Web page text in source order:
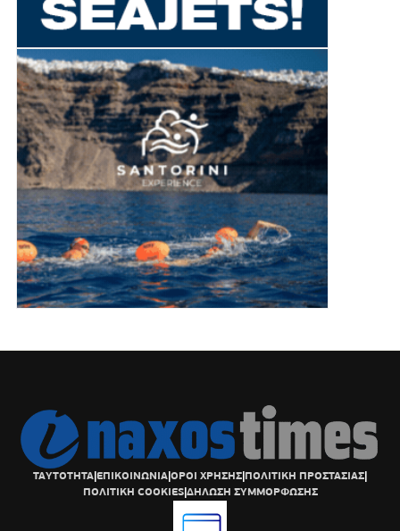
ΤΑΥΤΟΤΗΤΑ|ΕΠΙΚΟΙΝΩΝΙΑ|ΟΡΟΙ ΧΡΗΣΗΣ|ΠΟΛΙΤΙΚΗ ΠΡΟΣΤΑΣΙΑΣ|
ΠΟΛΙΤΙΚΗ COOKIES|ΔΗΛΩΣΗ ΣΥΜΜΟΡΦΩΣΗΣ